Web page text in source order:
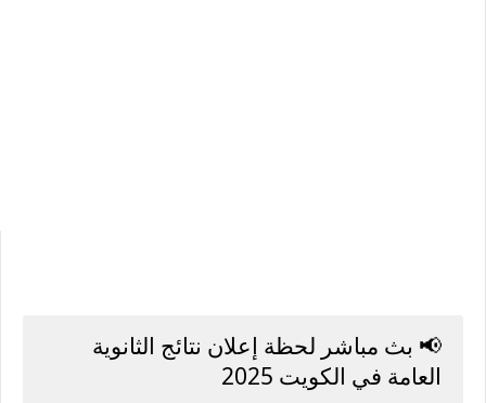
📢 بث مباشر لحظة إعلان نتائج الثانوية
العامة في الكويت 2025